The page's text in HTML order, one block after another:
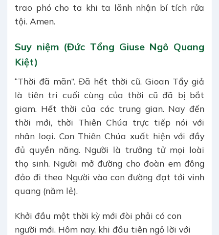
trao phó cho ta khi ta lãnh nhận bí tích rửa
tội. Amen.
Suy niệm (Đức Tổng Giuse Ngô Quang
Kiệt)
“Thời đã mãn”. Đã hết thời cũ. Gioan Tẩy giả
là tiên tri cuối cùng của thời cũ đã bị bắt
giam. Hết thời của các trung gian. Nay đến
thời mới, thời Thiên Chúa trực tiếp nói với
nhân loại. Con Thiên Chúa xuất hiện với đầy
đủ quyền năng. Người là trưởng tử mọi loài
thọ sinh. Người mở đường cho đoàn em đông
đảo đi theo Người vào con đường đạt tới vinh
quang (năm lẻ).
Khởi đầu một thời kỳ mới đòi phải có con
người mới. Hôm nay, khi đầu tiên ngỏ lời với